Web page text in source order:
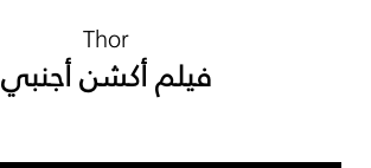
Thor
فيلم أكشن أجنبي